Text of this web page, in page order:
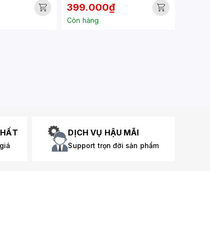
399.000₫
Còn hàng
DỊCH VỤ HẬU MÃI
Support trọn đời sản phẩm